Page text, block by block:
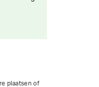
plaatsen of